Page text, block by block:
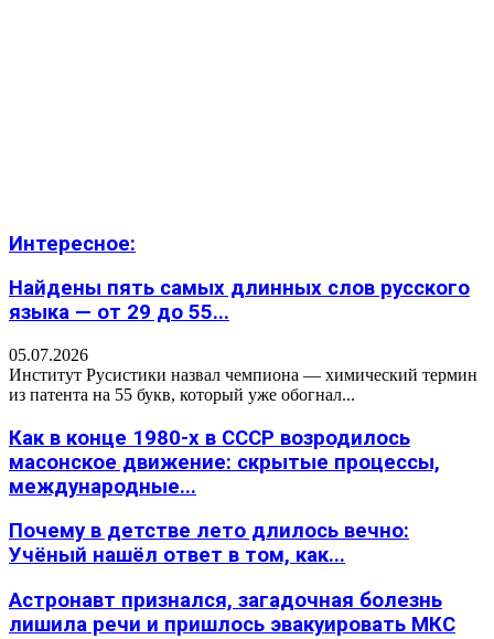
Интересное:
Найдены пять самых длинных слов русского
языка — от 29 до 55...
05.07.2026
Институт Русистики назвал чемпиона — химический термин
из патента на 55 букв, который уже обогнал...
Как в конце 1980-х в СССР возродилось
масонское движение: скрытые процессы,
международные...
Почему в детстве лето длилось вечно:
Учёный нашёл ответ в том, как...
Астронавт признался, загадочная болезнь
лишила речи и пришлось эвакуировать МКС